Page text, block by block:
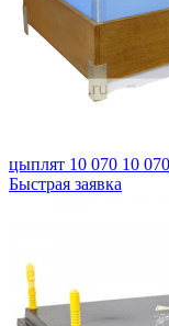
цыплят 10 070 10 070
Быстрая заявка